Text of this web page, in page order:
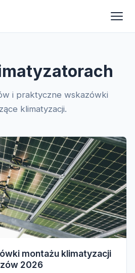
i praktyczne wskazówki
klimatyzacji.
montażu klimatyzacji
2026